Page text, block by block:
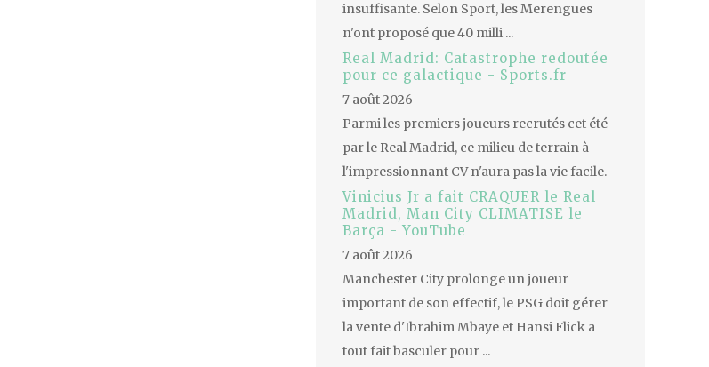
insuffisante. Selon Sport, les Merengues
n'ont proposé que 40 milli ...
Real Madrid: Catastrophe redoutée
pour ce galactique - Sports.fr
7 août 2026
Parmi les premiers joueurs recrutés cet été
par le Real Madrid, ce milieu de terrain à
l'impressionnant CV n'aura pas la vie facile.
Vinicius Jr a fait CRAQUER le Real
Madrid, Man City CLIMATISE le
Barça - YouTube
7 août 2026
Manchester City prolonge un joueur
important de son effectif, le PSG doit gérer
la vente d'Ibrahim Mbaye et Hansi Flick a
tout fait basculer pour ...